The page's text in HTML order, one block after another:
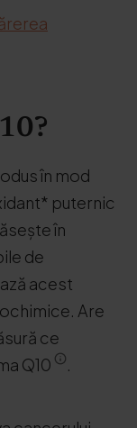
în mod
puternic
în
de
acest
Are
ce
Q10
.